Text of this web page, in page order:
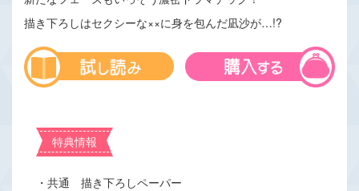
描き下ろしはセクシーな××に身を包んだ凪沙が…!?
特典情報
・共通 描き下ろしペーパー